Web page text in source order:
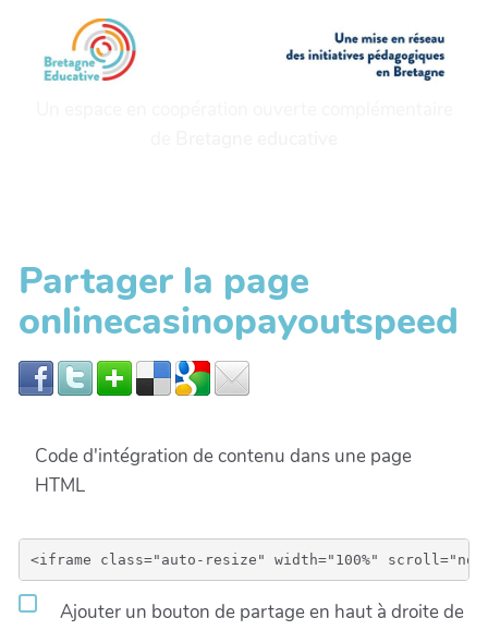
Partager la page
onlinecasinopayoutspeed
Code d'intégration de contenu dans une page
HTML
Ajouter un bouton de partage en haut à droite de